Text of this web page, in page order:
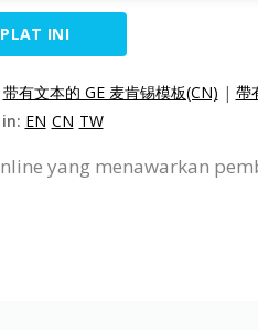
INI
带有文本的 GE 麦肯锡模板(CN) | 帶
EN CN TW
yang menawarkan